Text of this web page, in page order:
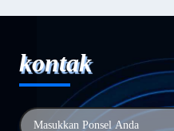
kontak